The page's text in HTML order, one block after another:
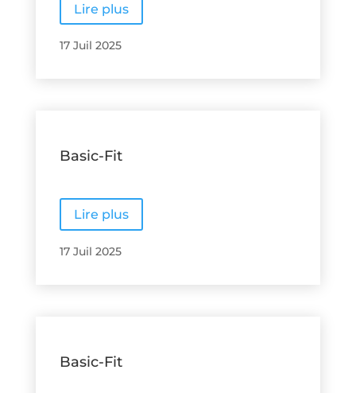
Lire plus
17 Juil 2025
Basic-Fit
Lire plus
17 Juil 2025
Basic-Fit